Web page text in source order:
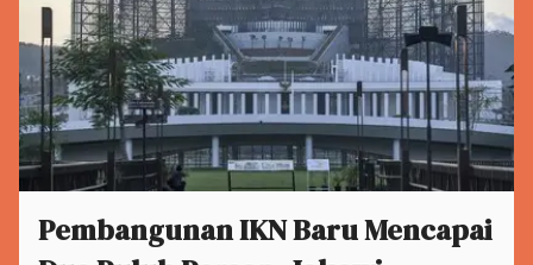
Pembangunan IKN Baru Mencapai